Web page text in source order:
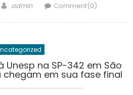
Author
admin Comment(0)
Unesp na SP-342 em São
chegam em sua fase final